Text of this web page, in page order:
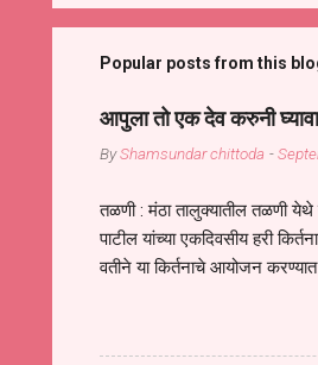
Popular posts from this
आपुला तो एक देव करुनी
ByShamsundar chittoda -
तळणी : मंठा तालुक्यातील तळणी येथे
पाटील यांच्या एकदिवसीय हरी
वतीने या किर्तनाचे आयोजन
जातीच्या परीक्षेचा काळ आहे
महामारीतून जर आपल्याला वाचायचे